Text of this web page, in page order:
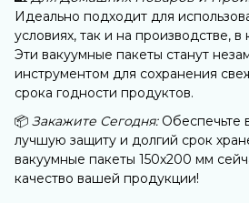
Идеально подходит для
условиях, так и на производстве,
Эти вакуумные пакеты станут
инструментом для сохранения
срока годности продуктов.
📦 Закажите Сегодня:Обеспечьте
лучшую защиту и долгий срок
вакуумные пакеты 150х200 мм
качество вашей продукции!